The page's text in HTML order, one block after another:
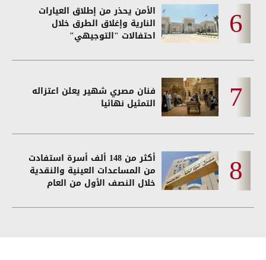
الأمن يحذر من إطلاق العيارات
النارية وإغلاق الطرق خلال
احتفالات "التوجيهي"
فنان مصري شهير يعلن اعتزاله
التمثيل نهائيا
أكثر من 148 ألف أسرة استفادت
من المساعدات العينية والنقدية
خلال النصف الأول من العام